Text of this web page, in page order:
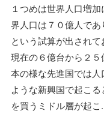
１つめは世界人口増
界人口は７０億人で
という試算が出され
現在の６億台から２
本の様な先進国では
ような新興国で起こ
を買うミドル層が起こ